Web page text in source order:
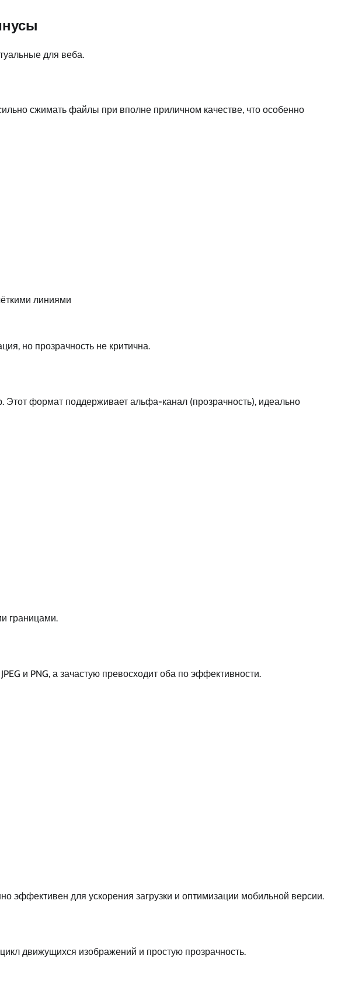
для веба.
сжимать файлы при вполне приличном качестве, что особенно
линиями
но прозрачность не критична.
формат поддерживает альфа-канал (прозрачность), идеально
границами.
и PNG, а зачастую превосходит оба по эффективности.
эффективен для ускорения загрузки и оптимизации мобильной версии.
движущихся изображений и простую прозрачность.